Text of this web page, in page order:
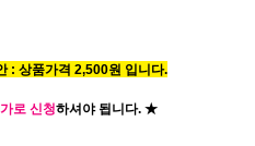
: 상품가격 2,500원 입니다.
로 신청하셔야 됩니다. ★